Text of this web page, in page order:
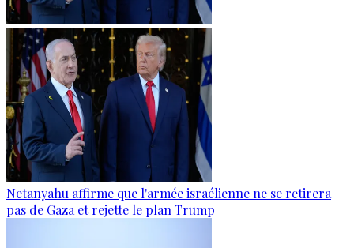
Netanyahu affirme que l'armée israélienne ne se retirera
pas de Gaza et rejette le plan Trump